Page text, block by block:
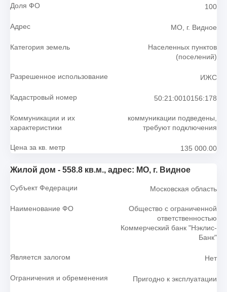
Доля ФО 100
Адрес МО, г. Видное
Категория земель
Населенных пунктов
(поселений)
Разрешенное использование ИЖС
Кадастровый номер 50:21:0010156:178
Коммуникации и их
характеристики
коммуникации подведены,
требуют подключения
Цена за кв. метр 135 000.00
Жилой дом - 558.8 кв.м., адрес: МО, г. Видное
Субъект Федерации Московская область
Наименование ФО
Общество с ограниченной
ответственностью
Коммерческий банк "Нэклис-
Банк"
Является залогом Нет
Ограничения и обременения Пригодно к эксплуатации